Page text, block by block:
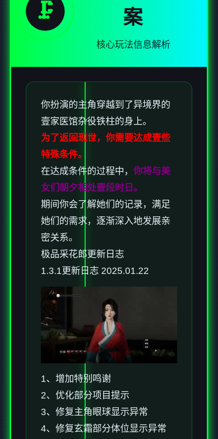
🗜️
案
核心玩法信息解析
你扮演的主角穿越到了异境界的
壹家医馆杂役铁柱的身上。
为了返回现世，你需要达成壹些
特殊条件。
在达成条件的过程中， 你将与美
女们朝夕相处壹段时日。
期间你会了解她们的记录，满足
她们的需求，逐渐深入地发展亲
密关系。
极品采花郎更新日志
1.3.1更新日志 2025.01.22
1、增加特别鸣谢
2、优化部分项目提示
3、修复主角眼球显示异常
4、修复玄霜部分体位显示异常